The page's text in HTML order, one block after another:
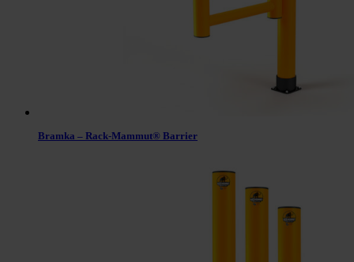
Bramka – Rack-Mammut® Barrier